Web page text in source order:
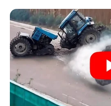
utat a zsarnokság előtt,
hirdetett Sulyok
„A Tisza Párt minden
erkölcsit és jogit” –
választók erre nem adtak